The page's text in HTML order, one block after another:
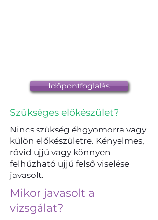
Időpontfoglalás
Szükséges előkészület?
Nincs szükség éhgyomorra vagy
külön előkészületre. Kényelmes,
rövid ujjú vagy könnyen
felhúzható ujjú felső viselése
javasolt.
Mikor javasolt a
vizsgálat?